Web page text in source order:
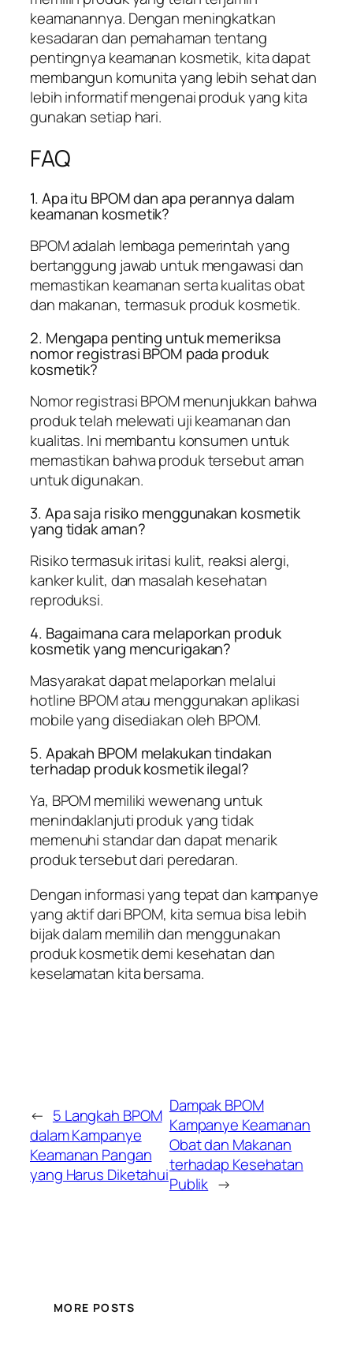
keamanannya. Dengan meningkatkan
kesadaran dan pemahaman tentang
pentingnya keamanan kosmetik, kita dapat
membangun komunita yang lebih sehat dan
lebih informatif mengenai produk yang kita
gunakan setiap hari.
FAQ
1. Apa itu BPOM dan apa perannya dalam
keamanan kosmetik?
BPOM adalah lembaga pemerintah yang
bertanggung jawab untuk mengawasi dan
memastikan keamanan serta kualitas obat
dan makanan, termasuk produk kosmetik.
2. Mengapa penting untuk memeriksa
nomor registrasi BPOM pada produk
kosmetik?
Nomor registrasi BPOM menunjukkan bahwa
produk telah melewati uji keamanan dan
kualitas. Ini membantu konsumen untuk
memastikan bahwa produk tersebut aman
untuk digunakan.
3. Apa saja risiko menggunakan kosmetik
yang tidak aman?
Risiko termasuk iritasi kulit, reaksi alergi,
kanker kulit, dan masalah kesehatan
reproduksi.
4. Bagaimana cara melaporkan produk
kosmetik yang mencurigakan?
Masyarakat dapat melaporkan melalui
hotline BPOM atau menggunakan aplikasi
mobile yang disediakan oleh BPOM.
5. Apakah BPOM melakukan tindakan
terhadap produk kosmetik ilegal?
Ya, BPOM memiliki wewenang untuk
menindaklanjuti produk yang tidak
memenuhi standar dan dapat menarik
produk tersebut dari peredaran.
Dengan informasi yang tepat dan kampanye
yang aktif dari BPOM, kita semua bisa lebih
bijak dalam memilih dan menggunakan
produk kosmetik demi kesehatan dan
keselamatan kita bersama.
← 5 Langkah BPOM
dalam Kampanye
Keamanan Pangan
yang Harus Diketahui
Dampak BPOM
Kampanye Keamanan
Obat dan Makanan
terhadap Kesehatan
Publik →
MORE POSTS